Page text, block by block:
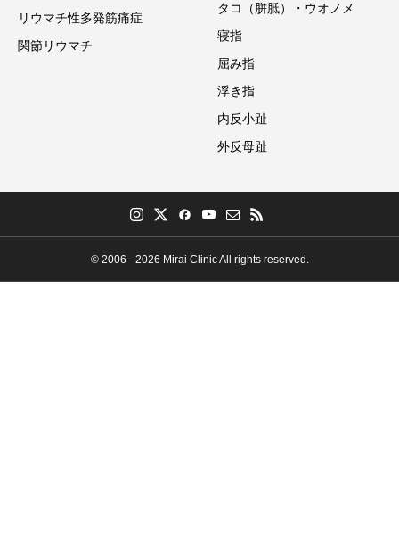
リウマチ性多発筋痛症
関節リウマチ
タコ（胼胝）・ウオノメ
寝指
屈み指
浮き指
内反小趾
外反母趾
© 2006 - 2026 Mirai Clinic All rights reserved.